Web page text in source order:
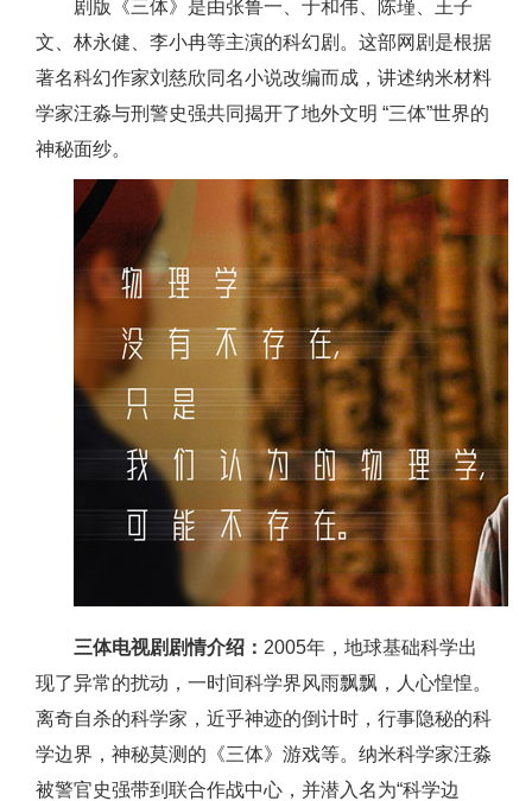
剧版《三体》是由张鲁一、于和伟、陈瑾、王子
文、林永健、李小冉等主演的科幻剧。这部网剧是根据
著名科幻作家刘慈欣同名小说改编而成，讲述纳米材料
学家汪淼与刑警史强共同揭开了地外文明 “三体”世界的
神秘面纱。
三体电视剧剧情介绍： 2005年，地球基础科学出
现了异常的扰动，一时间科学界风雨飘飘，人心惶惶。
离奇自杀的科学家，近乎神迹的倒计时，行事隐秘的科
学边界，神秘莫测的《三体》游戏等。纳米科学家汪淼
被警官史强带到联合作战中心，并潜入名为“科学边